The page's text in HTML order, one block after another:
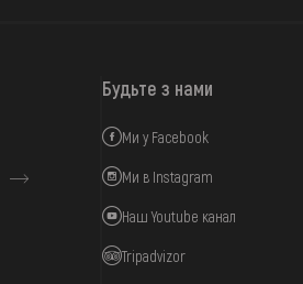
Будьте з нами
Ми у Facebook
Ми в Instagram
Наш Youtube канал
Tripadvizor